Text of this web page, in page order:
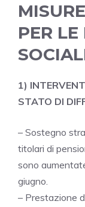
PER
1)
STATO DI
– Sostegno
titolari di
sono
giugno.
– Prestazione